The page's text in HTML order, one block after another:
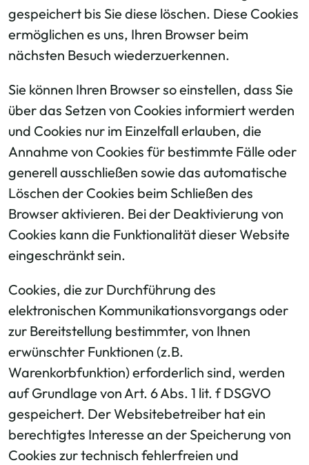
gespeichert bis Sie diese löschen. Diese Cookies
ermöglichen es uns, Ihren Browser beim
nächsten Besuch wiederzuerkennen.
Sie können Ihren Browser so einstellen, dass Sie
über das Setzen von Cookies informiert werden
und Cookies nur im Einzelfall erlauben, die
Annahme von Cookies für bestimmte Fälle oder
generell ausschließen sowie das automatische
Löschen der Cookies beim Schließen des
Browser aktivieren. Bei der Deaktivierung von
Cookies kann die Funktionalität dieser Website
eingeschränkt sein.
Cookies, die zur Durchführung des
elektronischen Kommunikationsvorgangs oder
zur Bereitstellung bestimmter, von Ihnen
erwünschter Funktionen (z.B.
Warenkorbfunktion) erforderlich sind, werden
auf Grundlage von Art. 6 Abs. 1 lit. f DSGVO
gespeichert. Der Websitebetreiber hat ein
berechtigtes Interesse an der Speicherung von
Cookies zur technisch fehlerfreien und